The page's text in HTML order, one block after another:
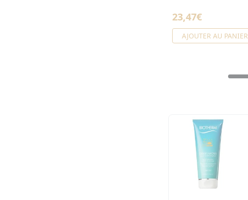
23,47€
AJOUTER AU PANIER